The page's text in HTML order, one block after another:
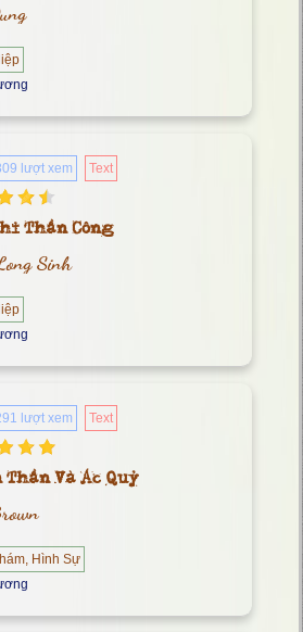
lượt xem Text
Thần Công
Sinh
lượt xem Text
Thần Và Ác Quỷ
Hình Sự